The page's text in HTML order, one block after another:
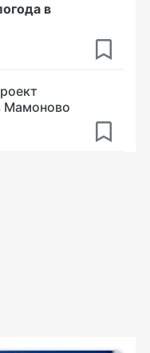
в
Мамоново